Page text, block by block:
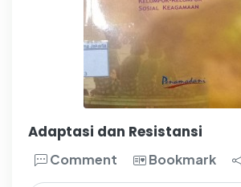
Adaptasi dan Resistansi
Comment Bookmark